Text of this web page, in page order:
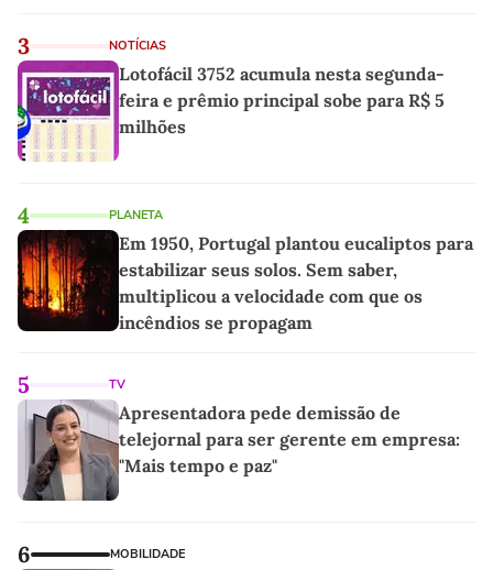
3 NOTÍCIAS
Lotofácil 3752 acumula nesta segunda-
feira e prêmio principal sobe para R$ 5
milhões
4 PLANETA
Em 1950, Portugal plantou eucaliptos para
estabilizar seus solos. Sem saber,
multiplicou a velocidade com que os
incêndios se propagam
5 TV
Apresentadora pede demissão de
telejornal para ser gerente em empresa:
"Mais tempo e paz"
6 MOBILIDADE